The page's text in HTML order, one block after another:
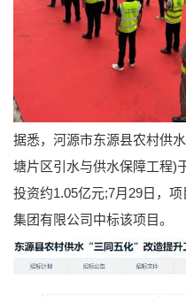
据悉，河源市东源县农村供
塘片区引水与供水保障工程)
投资约1.05亿元;7月29日，
集团有限公司中标该项目。